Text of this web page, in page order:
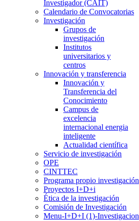
Investigador (CAIT)
Calendario de Convocatorias
Investigación
Grupos de
investigación
Institutos
universitarios y
centros
Innovación y transferencia
Innovación y
Transferencia del
Conocimiento
Campus de
excelencia
internacional energia
inteligente
Actualidad científica
Servicio de investigación
OPE
CINTTEC
Programa propio investigación
Proyectos I+D+i
Ética de la investigación
Comisión de Investigación
Menu-I+D+I (1)-Investigacion